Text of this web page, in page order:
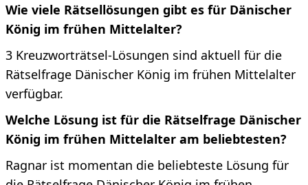
Wie viele Rätsellösungen gibt es für Dänischer
König im frühen Mittelalter?
3 Kreuzworträtsel-Lösungen sind aktuell für die
Rätselfrage Dänischer König im frühen Mittelalter
verfügbar.
Welche Lösung ist für die Rätselfrage Dänischer
König im frühen Mittelalter am beliebtesten?
Ragnar ist momentan die beliebteste Lösung für